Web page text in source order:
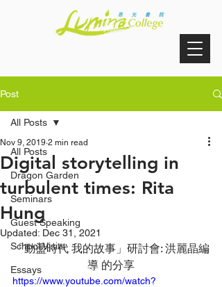
Post
All Posts
Dragon Garden
Seminars
Guest Speaking
School Visits
Essays
All Posts
Digital storytelling in
turbulent times: Rita
Hung
Nov 9, 2019 2 min read
Updated: Dec 31, 2021
「動盪時代 我的故事」研討會: 洪麗晶編
導 的分享
https://www.youtube.com/watch?